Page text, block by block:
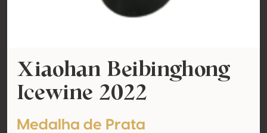
Xiaohan Beibinghong
Icewine 2022
Medalha de Prata